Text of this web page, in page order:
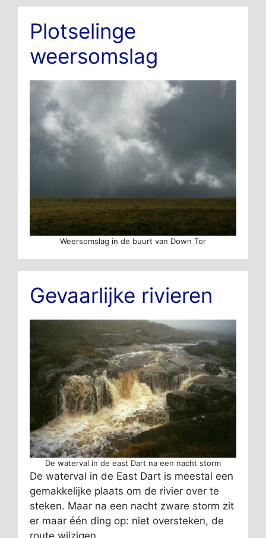
Plotselinge
weersomslag
Weersomslag in de buurt van Down Tor
Gevaarlijke rivieren
De waterval in de east Dart na een nacht storm
De waterval in de East Dart is meestal een
gemakkelijke plaats om de rivier over te
steken. Maar na een nacht zware storm zit
er maar één ding op: niet oversteken, de
route wijzigen.